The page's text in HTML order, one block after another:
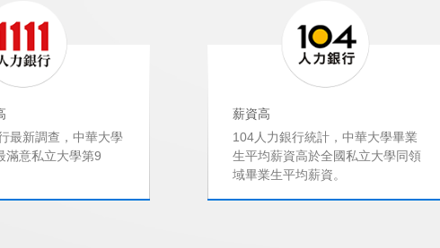
最新調查，中華大學
滿意私立大學第9
薪資高
104人力銀行統計，中華大學畢業
生平均薪資高於全國私立大學同領
域畢業生平均薪資。